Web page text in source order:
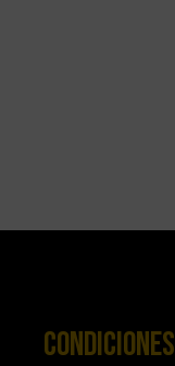
Condiciones